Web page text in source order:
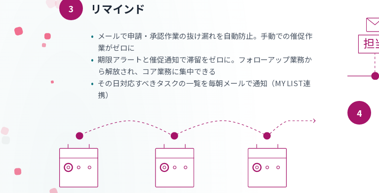
3 リマインド
• メールで申請・承認作業の抜け漏れを自動防止。手動での催促作
業がゼロに
• 期限アラートと催促通知で滞留をゼロに。フォローアップ業務か
ら解放され、コア業務に集中できる
• その日対応すべきタスクの一覧を毎朝メールで通知（MY LIST連
携）
4